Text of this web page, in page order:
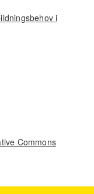
i
Commons